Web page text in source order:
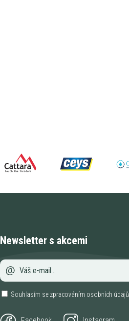
Newsletter s akcemi
Souhlasím se zpracováním osobních údajů